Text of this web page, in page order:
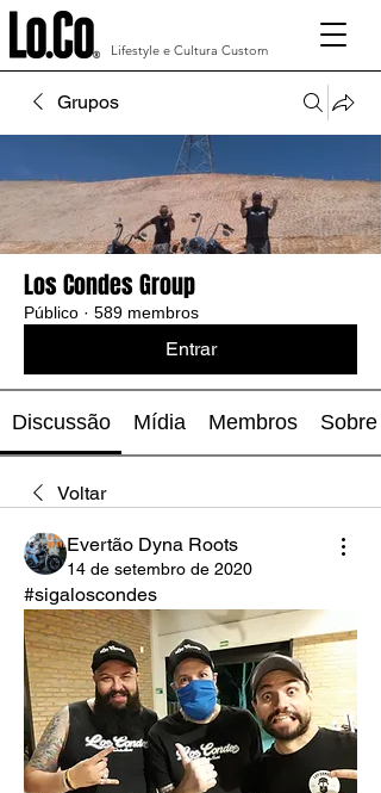
Lifestyle e Cultura Custom
Grupos
Los Condes Group
Público · 589 membros
Entrar
Discussão Mídia Membros Sobre
Voltar
Evertão Dyna Roots
14 de setembro de 2020
#sigaloscondes